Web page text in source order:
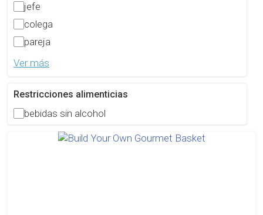
jefe
colega
pareja
Ver más
Restricciones alimenticias
bebidas sin alcohol